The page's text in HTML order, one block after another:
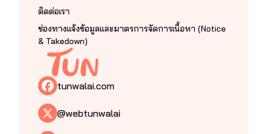
ติดต่อเรา
ช่องทางแจ้งข้อมูลและมาตรการจัดการเนื้อหา (Notice
& Takedown)
tunwalai.com
@webtunwalai